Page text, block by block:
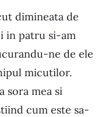
dimineata de
in patru si-am
ne de ele
micutilor.
sora mea si
cum este sa-